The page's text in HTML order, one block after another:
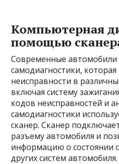
Компьютерная
помощью
Современные
самодиагностики,
неисправности в
включая систему
кодов неисправностей и
самодиагностики
сканер. Сканер
разъему автомобиля и
информацию о состоянии
других систем автомобиля.